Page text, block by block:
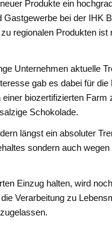
Produkte ein
bei der IHK
regionalen Produkten ist
Unternehmen aktuelle
gab es dabei für die
biozertifizierten Farm
Schokolade.
längst ein absoluter
sondern auch
Einzug halten, wird
Verarbeitung zu